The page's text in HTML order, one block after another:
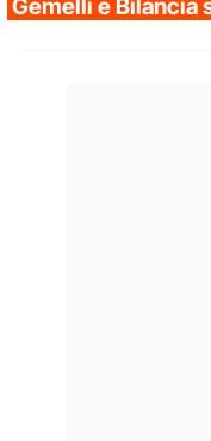
Gemelli e Bilancia